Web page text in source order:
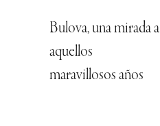
Bulova, una mirada a
aquellos
maravillosos años